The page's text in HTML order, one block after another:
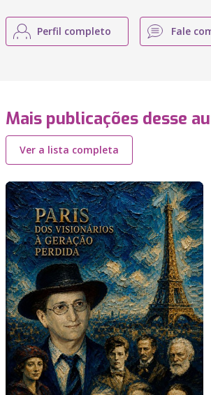
Perfil completo Fale
Mais publicações desse
Ver a lista completa